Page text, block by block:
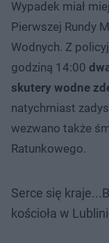
Wypadek miał
Pierwszej Rundy
Wodnych. Z
godziną 14:00
skutery wodne
natychmiast
wezwano także
Ratunkowego.
Serce się
kościoła w